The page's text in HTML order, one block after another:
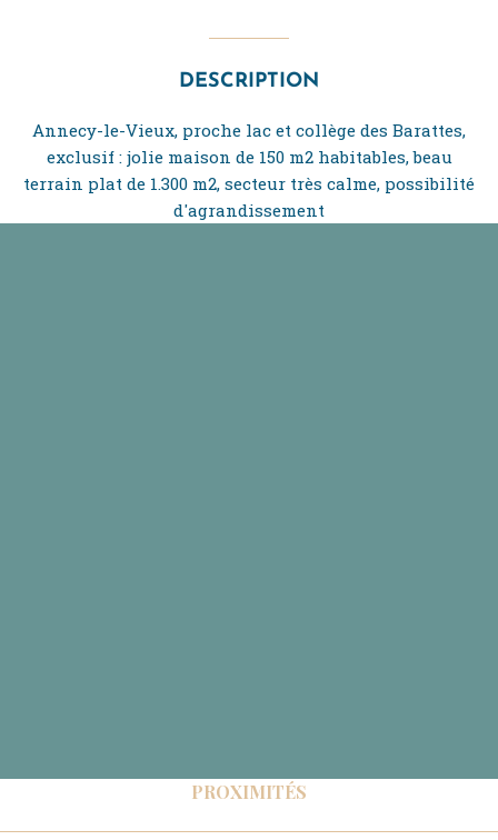
DESCRIPTION
Annecy-le-Vieux, proche lac et collège des Barattes,
exclusif : jolie maison de 150 m2 habitables, beau
terrain plat de 1.300 m2, secteur très calme, possibilité
d'agrandissement
PROXIMITÉS